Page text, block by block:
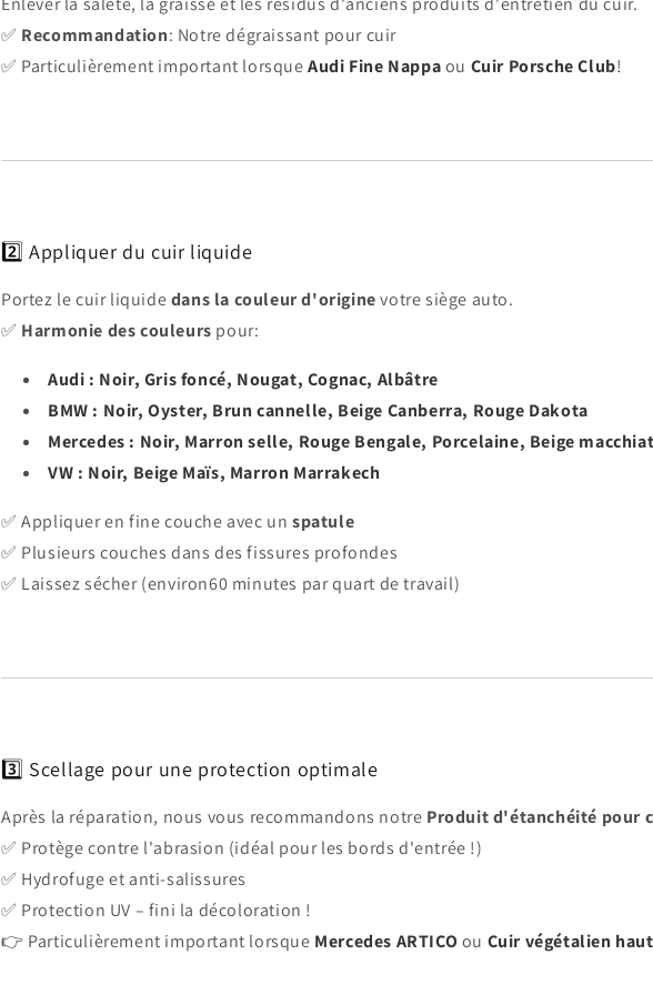
✅ Recommandation: Notre dégraissant pour cuir
✅ Particulièrement important lorsqueAudi Fine Nappaou Cuir Porsche Club!
2️⃣ Appliquer du cuir liquide
Portez le cuir liquidedans la couleur d'originevotre siège auto.
✅ Harmonie des couleurs pour:
Audi : Noir, Gris foncé, Nougat, Cognac, Albâtre
BMW : Noir, Oyster, Brun cannelle, Beige Canberra, Rouge Dakota
Mercedes : Noir, Marron selle, Rouge Bengale, Porcelaine, Beige
VW : Noir, Beige Maïs, Marron Marrakech
✅ Appliquer en fine couche avec un spatule
✅ Plusieurs couches dans des fissures profondes
✅ Laissez sécher (environ60 minutes par quart de travail)
3️⃣ Scellage pour une protection optimale
Après la réparation, nous vous recommandons notre Produit d'étanchéité pour
✅ Protège contre l'abrasion (idéal pour les bords d'entrée !)
✅ Hydrofuge et anti-salissures
✅ Protection UV – fini la décoloration !
👉 Particulièrement important lorsque Mercedes ARTICO ou Cuir végétalien